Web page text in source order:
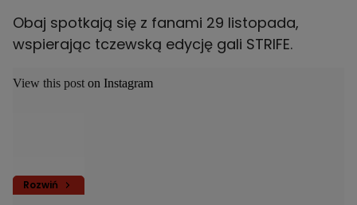
Obaj spotkają się z fanami 29 listopada,
wspierając tczewską edycję gali STRIFE.
Rozwiń
View this post on Instagram